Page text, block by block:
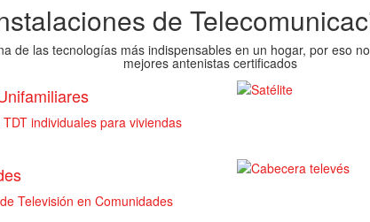
de
de las tecnologías más indispensables en un hogar, por eso
mejores antenistas certificados
individuales para viviendas
Televisión en Comunidades